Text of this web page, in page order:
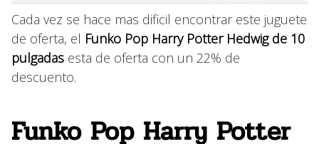
Cada vez se hace mas dificil encontrar este juguete
de oferta, el Funko Pop Harry Potter Hedwig de 10
pulgadas esta de oferta con un 22% de
descuento.
Funko Pop Harry Potter